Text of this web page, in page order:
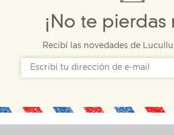
¡No te pierdas
Recibí las novedades de